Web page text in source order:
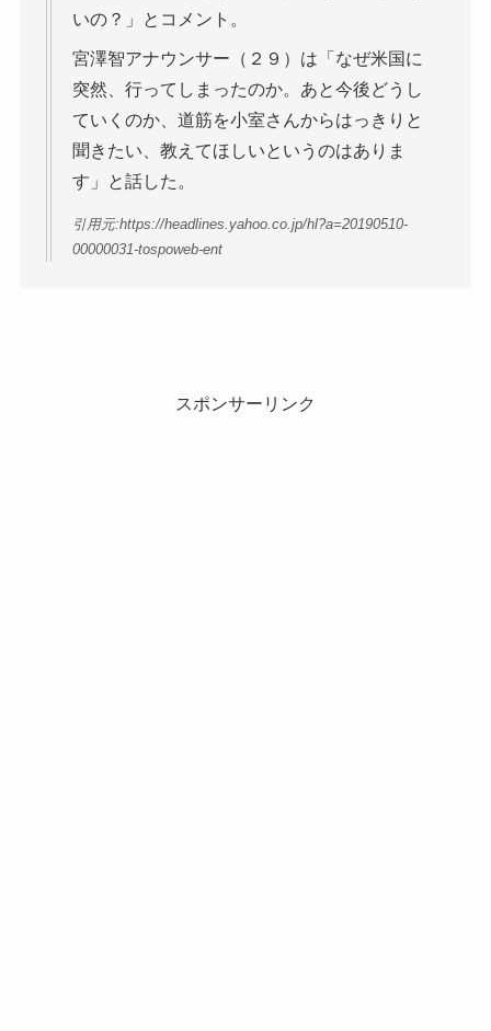
いの？」とコメント。
宮澤智アナウンサー（２９）は「なぜ米国に
突然、行ってしまったのか。あと今後どうし
ていくのか、道筋を小室さんからはっきりと
聞きたい、教えてほしいというのはありま
す」と話した。
引用元:https://headlines.yahoo.co.jp/hl?a=20190510-
00000031-tospoweb-ent
スポンサーリンク